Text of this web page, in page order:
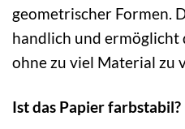
geometrischer Formen.
handlich und ermöglicht
ohne zu viel Material zu
Ist das Papier farbstabil?